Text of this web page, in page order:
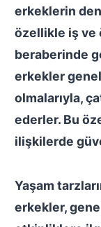
erkeklerin
özellikle iş ve
beraberinde
erkekler
olmalarıyla,
ederler. Bu
ilişkilerde
Yaşam
erkekler,